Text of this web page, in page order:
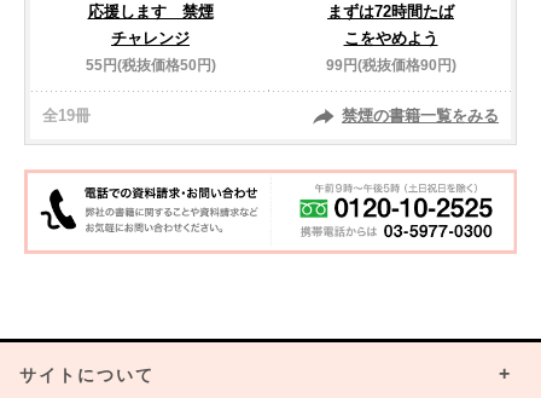
応援します 禁煙
チャレンジ
55円(税抜価格50円)
まずは72時間たば
こをやめよう
99円(税抜価格90円)
全19冊 禁煙の書籍一覧をみる
サイトについて